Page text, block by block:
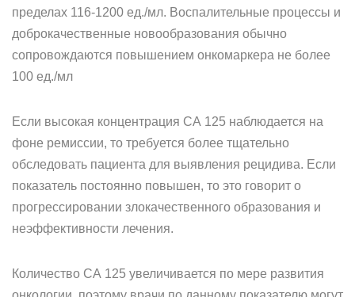
пределах 116-1200 ед./мл. Воспалительные процессы и
доброкачественные новообразования обычно
сопровождаются повышением онкомаркера не более
100 ед./мл
Если высокая концентрация СА 125 наблюдается на
фоне ремиссии, то требуется более тщательно
обследовать пациента для выявления рецидива. Если
показатель постоянно повышен, то это говорит о
прогрессировании злокачественного образования и
неэффективности лечения.
Количество СА 125 увеличивается по мере развития